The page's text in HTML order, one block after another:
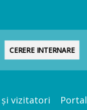
CERERE INTERNARE
și vizitatori